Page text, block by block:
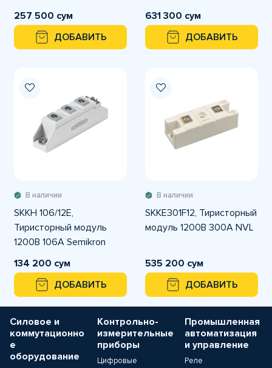
257 500 сум
ДОБАВИТЬ
631 300 сум
ДОБАВИТЬ
В наличии
SKKH 106/12E,
Тиристорный модуль
1200В 106А Semikron
134 200 сум
ДОБАВИТЬ
В наличии
SKKE301F12, Тиристорный
модуль 1200В 300А NVL
535 200 сум
ДОБАВИТЬ
Силовое и
коммутационно
е
оборудование
Контрольно-
измерительные
приборы
Цифровые
Промышленная
автоматизация
и управление
Реле